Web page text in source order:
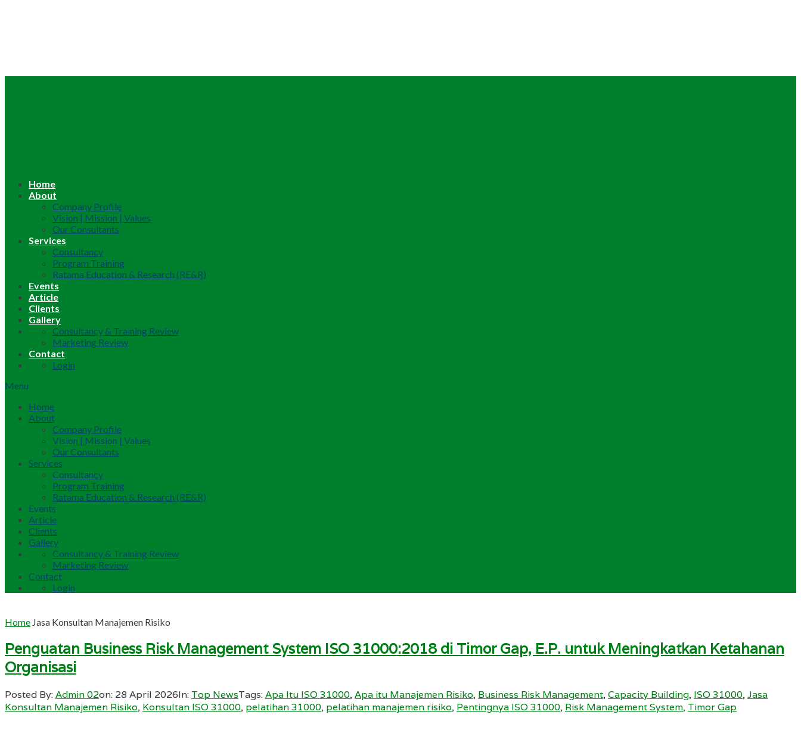
Home
About
Company Profile
Vision | Mission | Values
Our Consultants
Services
Consultancy
Program Training
Ratama Education & Research (RE&R)
Events
Article
Clients
Gallery
Consultancy & Training Review
Marketing Review
Contact
Login
Menu
Home
About
Company Profile
Vision | Mission | Values
Our Consultants
Services
Consultancy
Program Training
Ratama Education & Research (RE&R)
Events
Article
Clients
Gallery
Consultancy & Training Review
Marketing Review
Contact
Login
Home Jasa Konsultan Manajemen Risiko
Penguatan Business Risk Management System ISO 31000:2018 di Timor Gap, E.P. untuk Meningkatkan Ketahanan
Organisasi
Posted By:Admin 02on: 28 April 2026In: Top NewsTags:Apa Itu ISO 31000,Apa itu Manajemen Risiko, Business Risk Management,Capacity Building, ISO 31000,Jasa
Konsultan Manajemen Risiko, Konsultan ISO 31000, pelatihan 31000, pelatihan manajemen risiko, Pentingnya ISO 31000, Risk Management System, Timor Gap